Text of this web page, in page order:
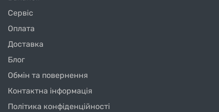
перевагу перед кевларом.
розрахована на велосипед з діаметром коліс
Сервіс
Оплата
Доставка
Блог
Обмін та повернення
Контактна інформація
Політика конфіденційності